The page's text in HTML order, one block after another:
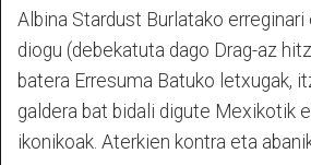
Albina Stardust Burlatako
diogu (debekatuta dago Drag-az
batera Erresuma Batuko letxugak,
galdera bat bidali digute Mexikotik
ikonikoak. Aterkien kontra eta